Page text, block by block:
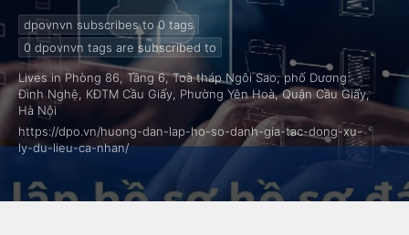
đội ngũ DPO.VN – Chuyên gia pháp lý về Hồ sơ Đánh giá
tác độ
dpovnvn subscribes to 0 tags
0 dpovnvn tags are subscribed to
Lives in Phòng 86, Tầng 6, Toà tháp Ngôi Sao, phố Dương
Đình Nghệ, KĐTM Cầu Giấy, Phường Yên Hoà, Quận Cầu Giấy,
Hà Nội
https://dpo.vn/huong-dan-lap-ho-so-danh-gia-tac-dong-xu-
ly-du-lieu-ca-nhan/